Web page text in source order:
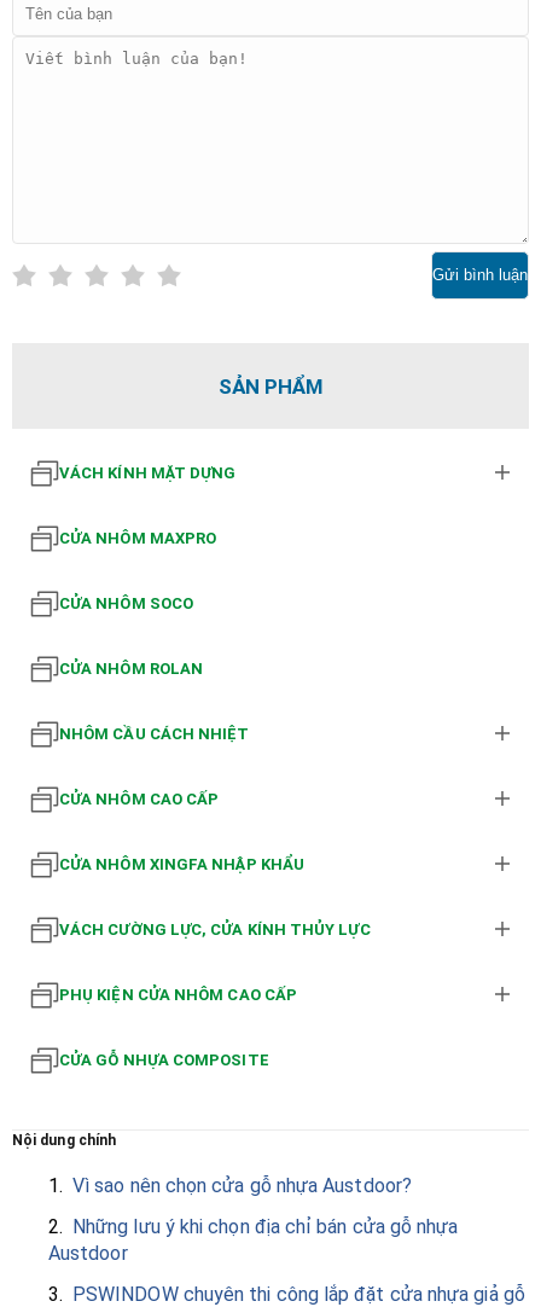
Gửi bình luận
SẢN PHẨM
VÁCH KÍNH MẶT DỰNG
CỬA NHÔM MAXPRO
CỬA NHÔM SOCO
CỬA NHÔM ROLAN
NHÔM CẦU CÁCH NHIỆT
CỬA NHÔM CAO CẤP
CỬA NHÔM XINGFA NHẬP KHẨU
VÁCH CƯỜNG LỰC, CỬA KÍNH THỦY LỰC
PHỤ KIỆN CỬA NHÔM CAO CẤP
CỬA GỖ NHỰA COMPOSITE
Nội dung chính
1. Vì sao nên chọn cửa gỗ nhựa Austdoor?
2. Những lưu ý khi chọn địa chỉ bán cửa gỗ nhựa
Austdoor
3. PSWINDOW chuyên thi công lắp đặt cửa nhựa giả gỗ